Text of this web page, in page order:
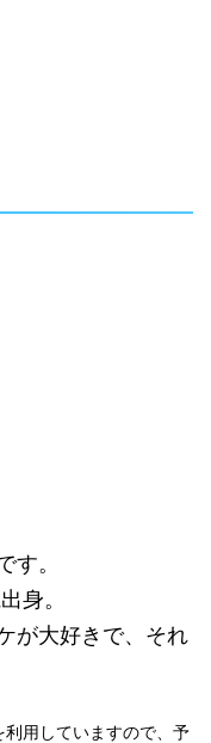
す。
身。
が大好きで、それ
用していますので、予